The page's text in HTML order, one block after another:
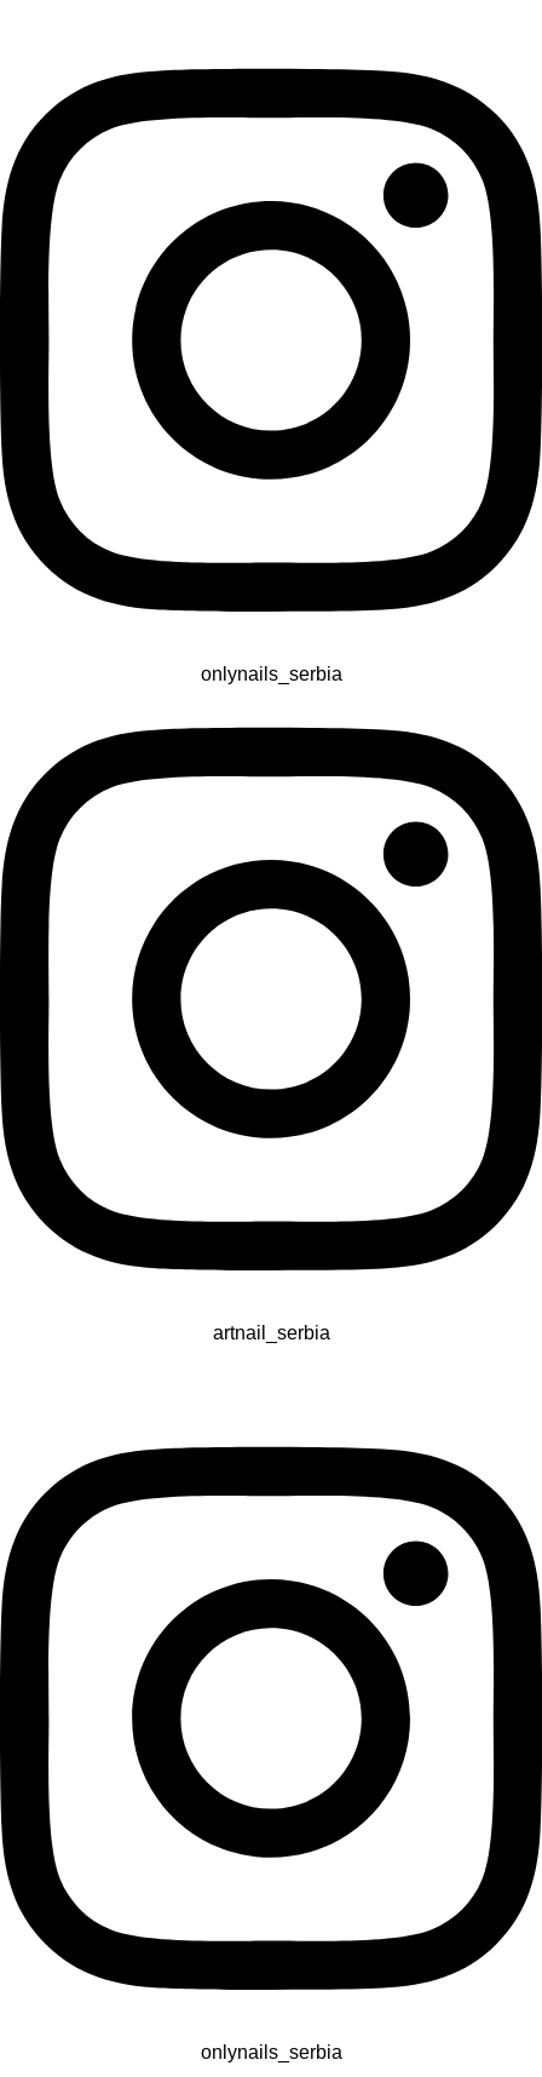
onlynails_serbia
artnail_serbia
onlynails_serbia